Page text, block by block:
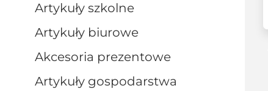
artykuły szkolne
artykuły biurowe
akcesoria prezentowe
artykuły gospodarstwa